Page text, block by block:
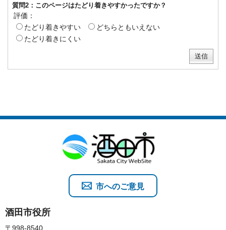
質問2：このページはたどり着きやすかったですか？
評価：
たどり着きやすい
どちらともいえない
たどり着きにくい
酒田市役所
〒998-8540
市へのご意見